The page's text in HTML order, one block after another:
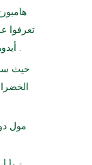
تعرفوا
حيث
مول